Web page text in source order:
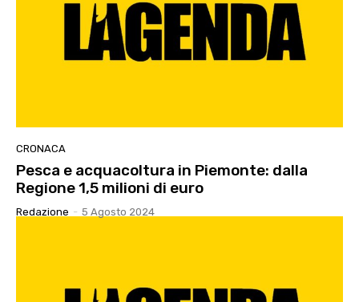
CRONACA
Pesca e acquacoltura in Piemonte: dalla
Regione 1,5 milioni di euro
Redazione - 5 Agosto 2024